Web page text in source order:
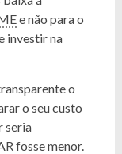
e não para o
investir na
o
o seu custo
seria
fosse menor.